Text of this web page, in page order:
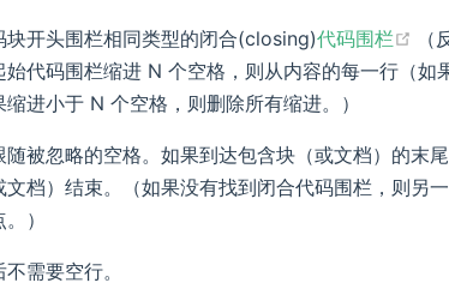
开头围栏相同类型的闭合(closing)代码围栏
代码围栏缩进 N 个空格，则从内容的每一行（
进小于 N 个空格，则删除所有缩进。）
被忽略的空格。如果到达包含块（或文档）的末
档）结束。（如果没有找到闭合代码围栏，则另
）
需要空行。